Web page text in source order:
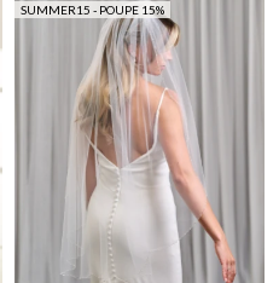
SUMMER15 - POUPE 15%